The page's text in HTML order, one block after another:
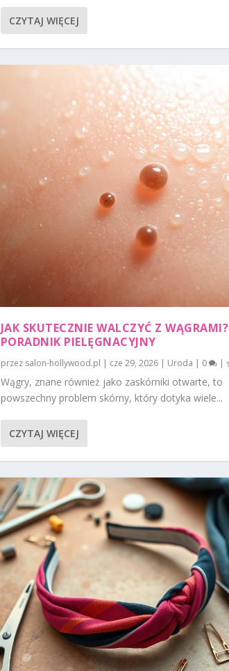
CZYTAJ WIĘCEJ
JAK SKUTECZNIE WALCZYĆ Z WĄGRAMI?
PORADNIK PIELĘGNACYJNY
przez salon-hollywood.pl | cze 29, 2026| Uroda | 0 |
Wągry, znane również jako zaskórniki otwarte, to
powszechny problem skórny, który dotyka wiele...
CZYTAJ WIĘCEJ